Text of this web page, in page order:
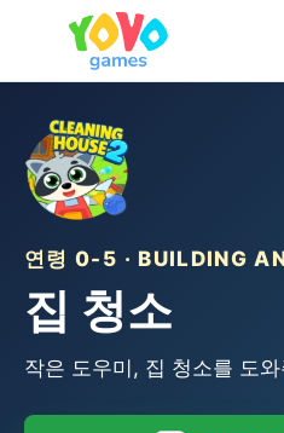
연령 0-5 · BUILDING
집 청소
작은 도우미, 집 청소를 도